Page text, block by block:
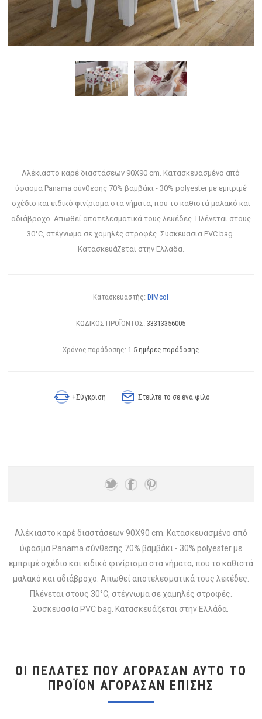
Αλέκιαστο καρέ διαστάσεων 90X90 cm. Κατασκευασμένο από
ύφασμα Panama σύνθεσης 70% βαμβάκι - 30% polyester με εμπριμέ
σχέδιο και ειδικό φινίρισμα στα νήματα, που το καθιστά μαλακό και
αδιάβροχο. Απωθεί αποτελεσματικά τους λεκέδες. Πλένεται στους
30°C, στέγνωμα σε χαμηλές στροφές. Συσκευασία PVC bag.
Κατασκευάζεται στην Ελλάδα.
Κατασκευαστής: DIMcol
ΚΩΔΙΚΟΣ ΠΡΟΪΟΝΤΟΣ: 33313356005
Χρόνος παράδοσης: 1-5 ημέρες παράδοσης
+Σύγκριση Στείλτε το σε ένα φίλο
Αλέκιαστο καρέ διαστάσεων 90X90 cm. Κατασκευασμένο από
ύφασμα Panama σύνθεσης 70% βαμβάκι - 30% polyester με
εμπριμέ σχέδιο και ειδικό φινίρισμα στα νήματα, που το καθιστά
μαλακό και αδιάβροχο. Απωθεί αποτελεσματικά τους λεκέδες.
Πλένεται στους 30°C, στέγνωμα σε χαμηλές στροφές.
Συσκευασία PVC bag. Κατασκευάζεται στην Ελλάδα.
ΟΙ ΠΕΛΆΤΕΣ ΠΟΥ ΑΓΌΡΑΣΑΝ ΑΥΤΌ ΤΟ
ΠΡΟΪΌΝ ΑΓΌΡΑΣΑΝ ΕΠΊΣΗΣ